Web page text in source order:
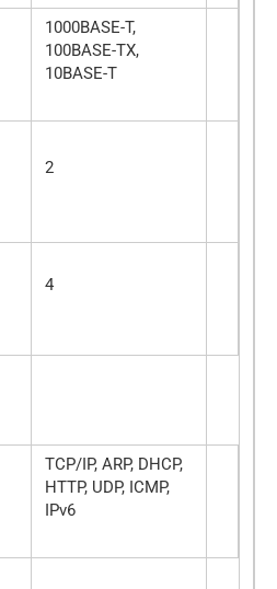
1000BASE-T,
100BASE-TX,
10BASE-T
2
4
TCP/IP, ARP, DHCP,
HTTP, UDP, ICMP,
IPv6